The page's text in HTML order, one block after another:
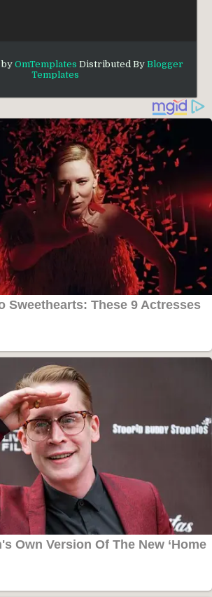
by OmTemplates Distributed By Blogger
Templates